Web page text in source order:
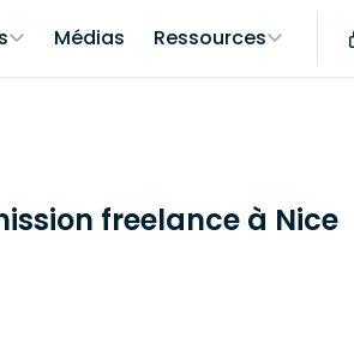
Médias Ressources
freelance à Nice